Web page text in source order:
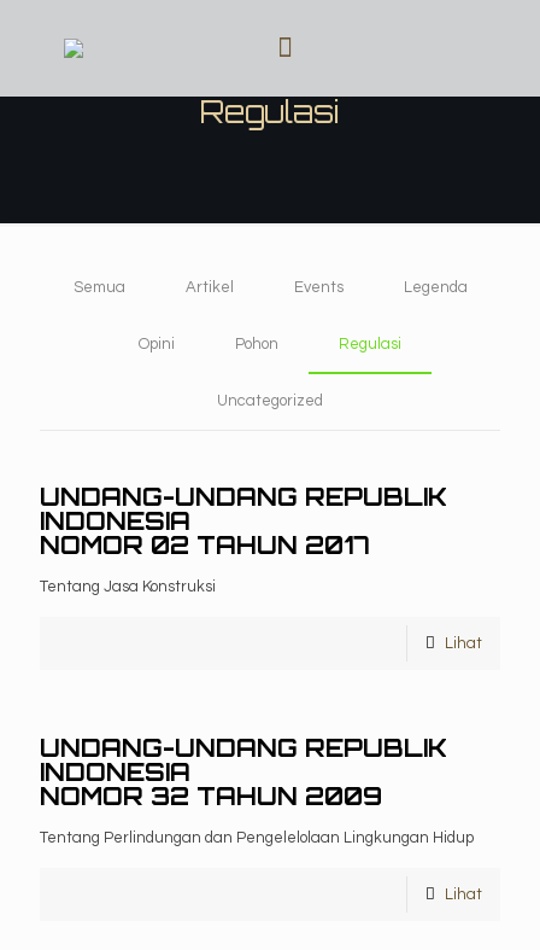
Regulasi
Semua Artikel Events Legenda
Opini Pohon Regulasi
Uncategorized
UNDANG-UNDANG REPUBLIK
INDONESIA
NOMOR 02 TAHUN 2017
Tentang Jasa Konstruksi
Lihat
UNDANG-UNDANG REPUBLIK
INDONESIA
NOMOR 32 TAHUN 2009
Tentang Perlindungan dan Pengelelolaan Lingkungan Hidup
Lihat